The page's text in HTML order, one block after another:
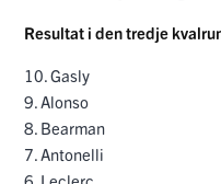
8. Bearman
7. Antonelli
6. Leclerc
5. Hamilton
4. Russell
3. Norris